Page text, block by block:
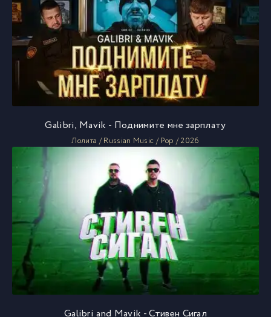
Galibri, Mavik - Поднимите мне зарплату
Лолита / Russian Music / Pop / 2026
Galibri and Mavik - Стивен Сигал